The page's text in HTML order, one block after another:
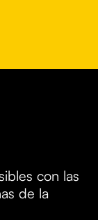
con las
de la